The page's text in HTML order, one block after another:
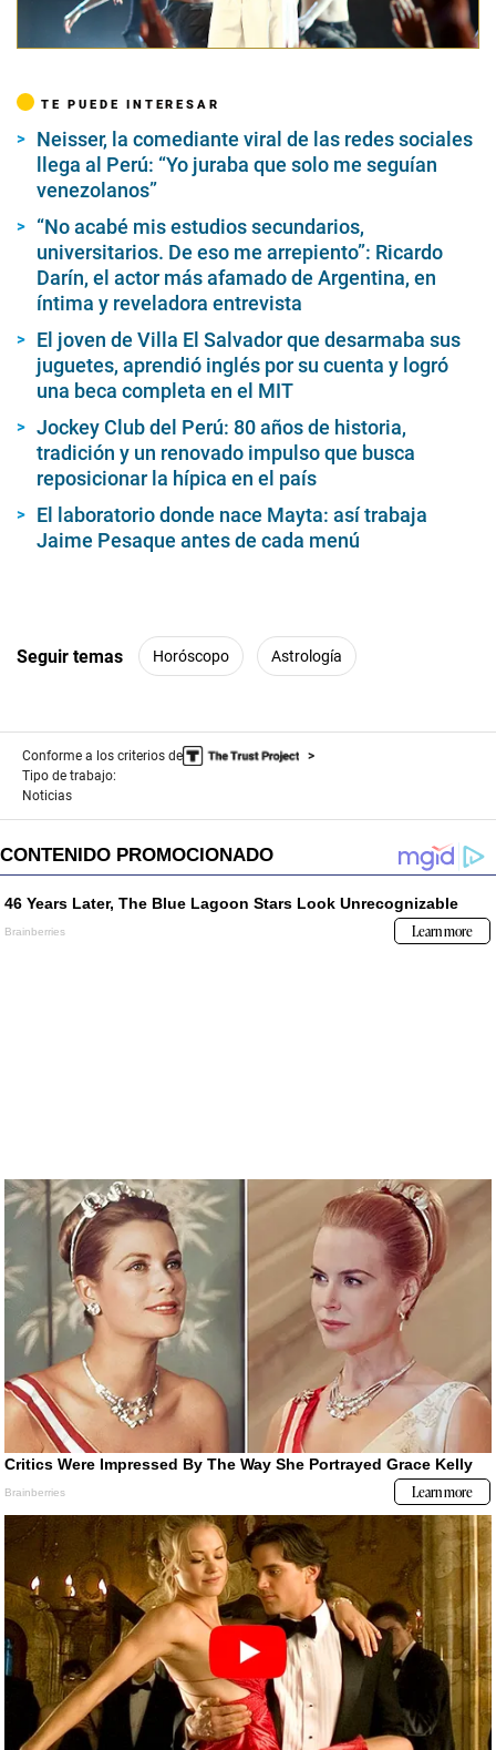
TE PUEDE INTERESAR
Neisser, la comediante viral de las redes sociales
llega al Perú: “Yo juraba que solo me seguían
venezolanos”
“No acabé mis estudios secundarios,
universitarios. De eso me arrepiento”: Ricardo
Darín, el actor más afamado de Argentina, en
íntima y reveladora entrevista
El joven de Villa El Salvador que desarmaba sus
juguetes, aprendió inglés por su cuenta y logró
una beca completa en el MIT
Jockey Club del Perú: 80 años de historia,
tradición y un renovado impulso que busca
reposicionar la hípica en el país
El laboratorio donde nace Mayta: así trabaja
Jaime Pesaque antes de cada menú
Seguir temas Horóscopo Astrología
Conforme a los criterios de
Tipo de trabajo:
Noticias